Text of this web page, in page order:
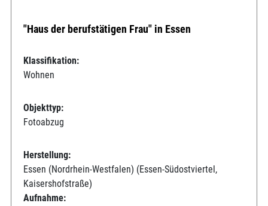
"Haus der berufstätigen Frau" in Essen
Klassifikation:
Wohnen
Objekttyp:
Fotoabzug
Herstellung:
Essen (Nordrhein-Westfalen) (Essen-Südostviertel,
Kaisershofstraße)
Aufnahme: